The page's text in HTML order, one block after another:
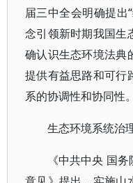
届三中全会明确提出
念引领新时期我国生
确认识生态环境法典
提供有益思路和可行
系的协调性和协同性。
生态环境系统治
《中共中央 国